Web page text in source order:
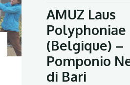
AMUZ Laus
Polyphoniae
(Belgique) –
Pomponio
di Bari